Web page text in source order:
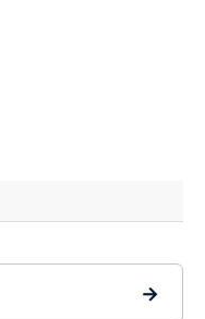
→